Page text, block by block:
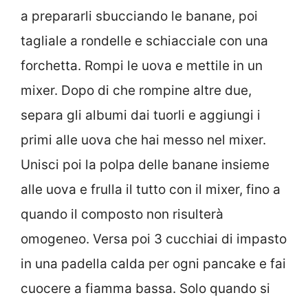
a prepararli sbucciando le banane, poi
tagliale a rondelle e schiacciale con una
forchetta. Rompi le uova e mettile in un
mixer. Dopo di che rompine altre due,
separa gli albumi dai tuorli e aggiungi i
primi alle uova che hai messo nel mixer.
Unisci poi la polpa delle banane insieme
alle uova e frulla il tutto con il mixer, fino a
quando il composto non risulterà
omogeneo. Versa poi 3 cucchiai di impasto
in una padella calda per ogni pancake e fai
cuocere a fiamma bassa. Solo quando si